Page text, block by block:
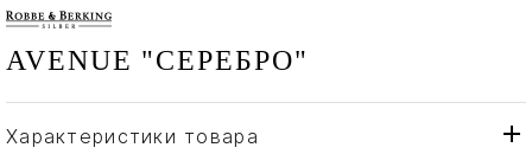
AVENUE "СЕРЕБРО"
Характеристики товара